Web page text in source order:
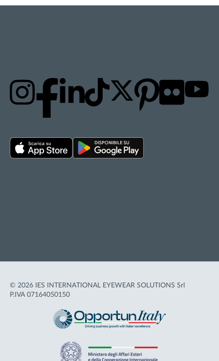
© 2026 IES INTERNATIONAL EYEWEAR SOLUTIONS Srl
P.IVA 07164050150